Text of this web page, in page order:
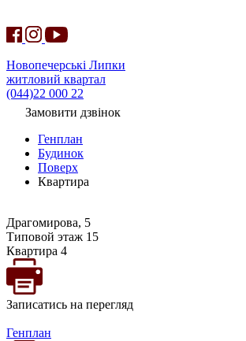
Новопечерські Липки
житловий квартал
(044)22 000 22
Замовити дзвінок
Генплан
Будинок
Поверх
Квартира
Драгомирова, 5
Типовой этаж 15
Квартира 4
Записатись на перегляд
Генплан